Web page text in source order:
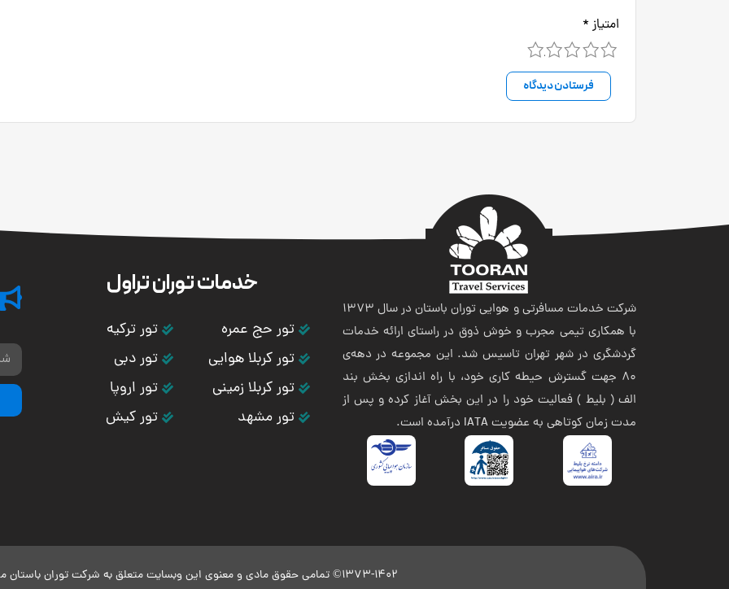
امتیاز *
4 3 2 1
شرکت خدمات مسافرتی و هوایی توران باستان در سال 1373
با همکاری تیمی مجرب و خوش ذوق در راستای ارائه خدمات
گردشگری در شهر تهران تاسیس شد. این مجموعه در دهه‌ی
80 جهت گسترش حیطه کاری خود، با راه اندازی بخش بند
الف ( بلیط ) فعالیت خود را در این بخش آغاز کرده و پس از
مدت زمان کوتاهی به عضویت IATA درآمده است.
خدمات توران تراول
تور حج عمره
تور کربلا هوایی
تور کربلا زمینی
تور مشهد
تور ترکیه
تور دبی
تور اروپا
تور کیش
1373-1402© تمامی حقوق مادی و معنوی این وبسایت متعلق به شرکت توران باستان می‌باشد.